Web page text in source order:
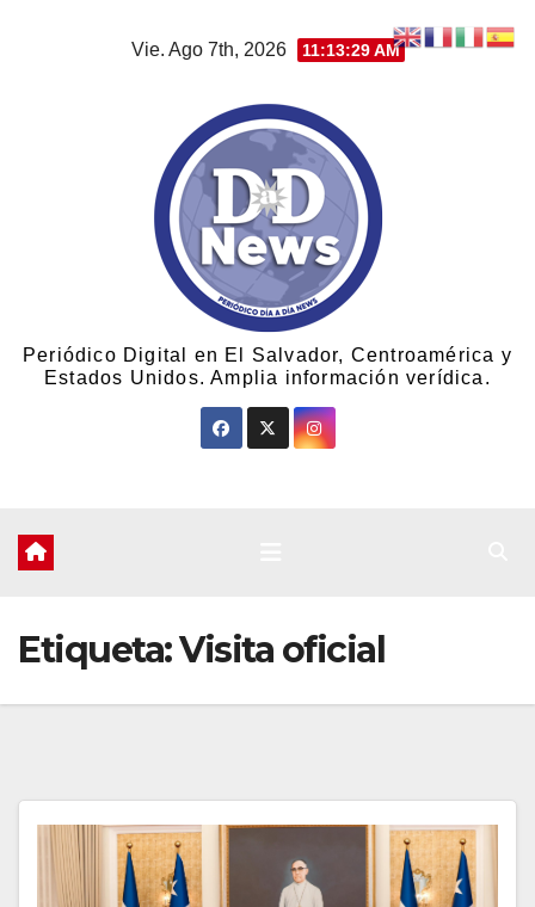
Vie. Ago 7th, 2026 11:13:30 AM
Periódico Digital en El Salvador, Centroamérica y
Estados Unidos. Amplia información verídica.
Etiqueta:Visita oficial